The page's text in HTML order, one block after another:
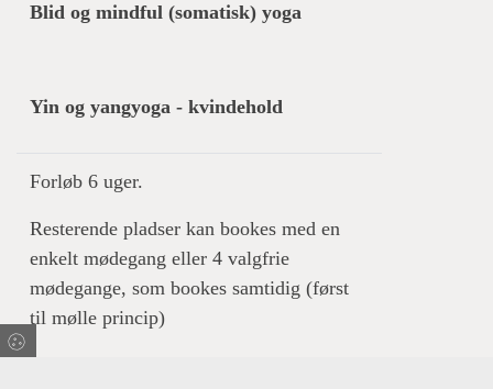
Blid og mindful (somatisk) yoga
Yin og yangyoga - kvindehold
Forløb 6 uger.
Resterende pladser kan bookes med en
enkelt mødegang eller 4 valgfrie
mødegange, som bookes samtidig (først
til mølle princip)